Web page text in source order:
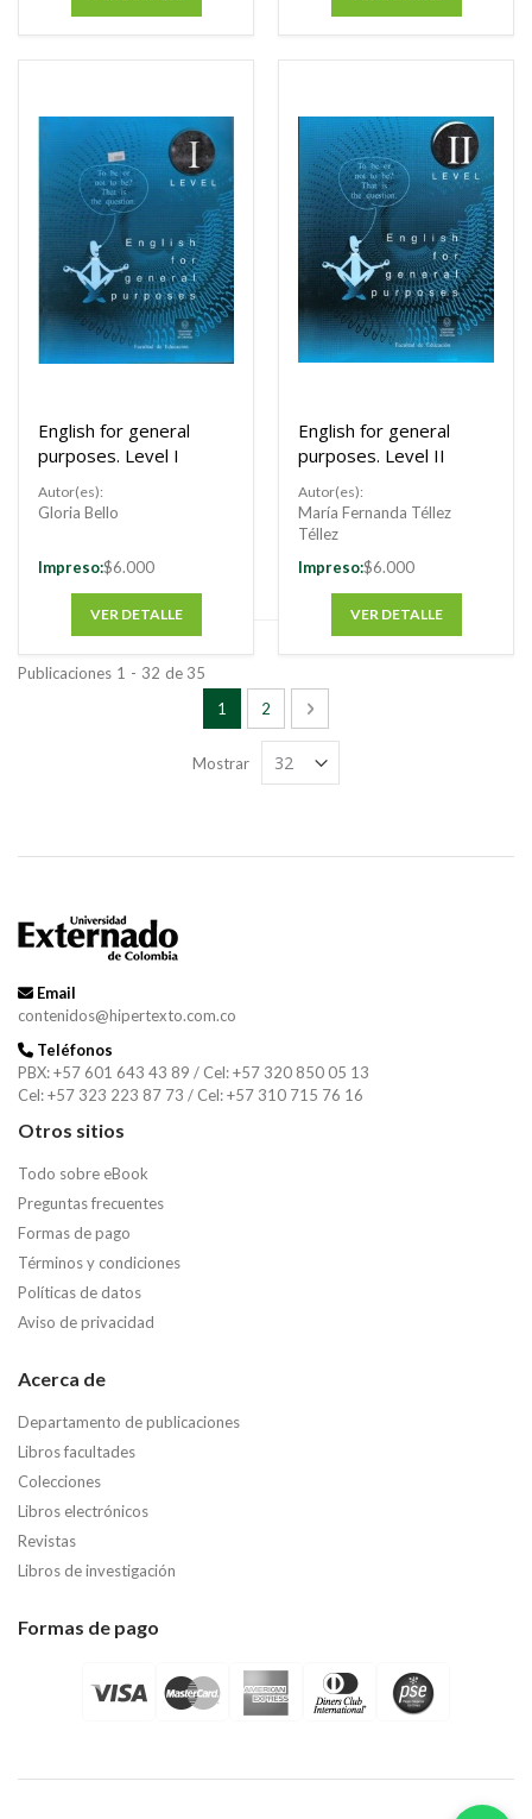
English for general
purposes. Level I
Autor(es):
Gloria Bello
Impreso:$6.000
VER DETALLE
English for general
purposes. Level II
Autor(es):
María Fernanda Téllez
Téllez
Impreso:$6.000
VER DETALLE
Publicaciones 1 - 32 de 35
Página
Está viendo la página
1 Página
2 Página
Siguiente
Mostrar
Email
contenidos@hipertexto.com.co
Teléfonos
PBX: +57 601 643 43 89 / Cel: +57 320 850 05 13
Cel: +57 323 223 87 73 / Cel: +57 310 715 76 16
Otros sitios
Todo sobre eBook
Preguntas frecuentes
Formas de pago
Términos y condiciones
Políticas de datos
Aviso de privacidad
Acerca de
Departamento de publicaciones
Libros facultades
Colecciones
Libros electrónicos
Revistas
Libros de investigación
Formas de pago